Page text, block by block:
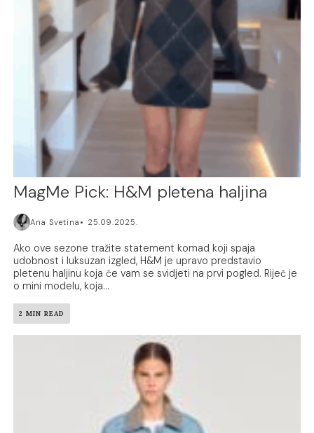
MagMe Pick: H&M pletena haljina
Ana Svetina 25.09.2025.
Ako ove sezone tražite statement komad koji spaja
udobnost i luksuzan izgled, H&M je upravo predstavio
pletenu haljinu koja će vam se svidjeti na prvi pogled. Riječ je
o mini modelu, koja...
2 MIN READ